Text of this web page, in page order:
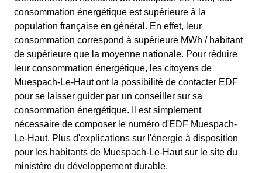
consommation énergétique est supérieure à la
population française en général. En effet, leur
consommation correspond à supérieure MWh / habitant
de supérieure que la moyenne nationale. Pour réduire
leur consommation énergétique, les citoyens de
Muespach-Le-Haut ont la possibilité de contacter EDF
pour se laisser guider par un conseiller sur sa
consommation énergétique. Il est simplement
nécessaire de composer le numéro d'EDF Muespach-
Le-Haut. Plus d'explications sur l'énergie à disposition
pour les habitants de Muespach-Le-Haut sur le site du
ministère du développement durable.